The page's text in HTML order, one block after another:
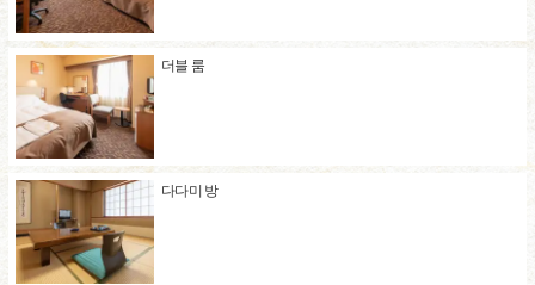
더블 룸
다다미 방